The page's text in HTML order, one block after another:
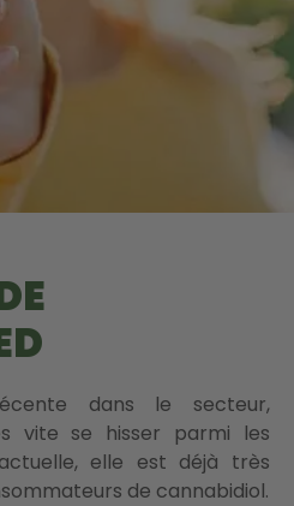
dans le secteur,
vite se hisser parmi les
elle est déjà très
de cannabidiol.